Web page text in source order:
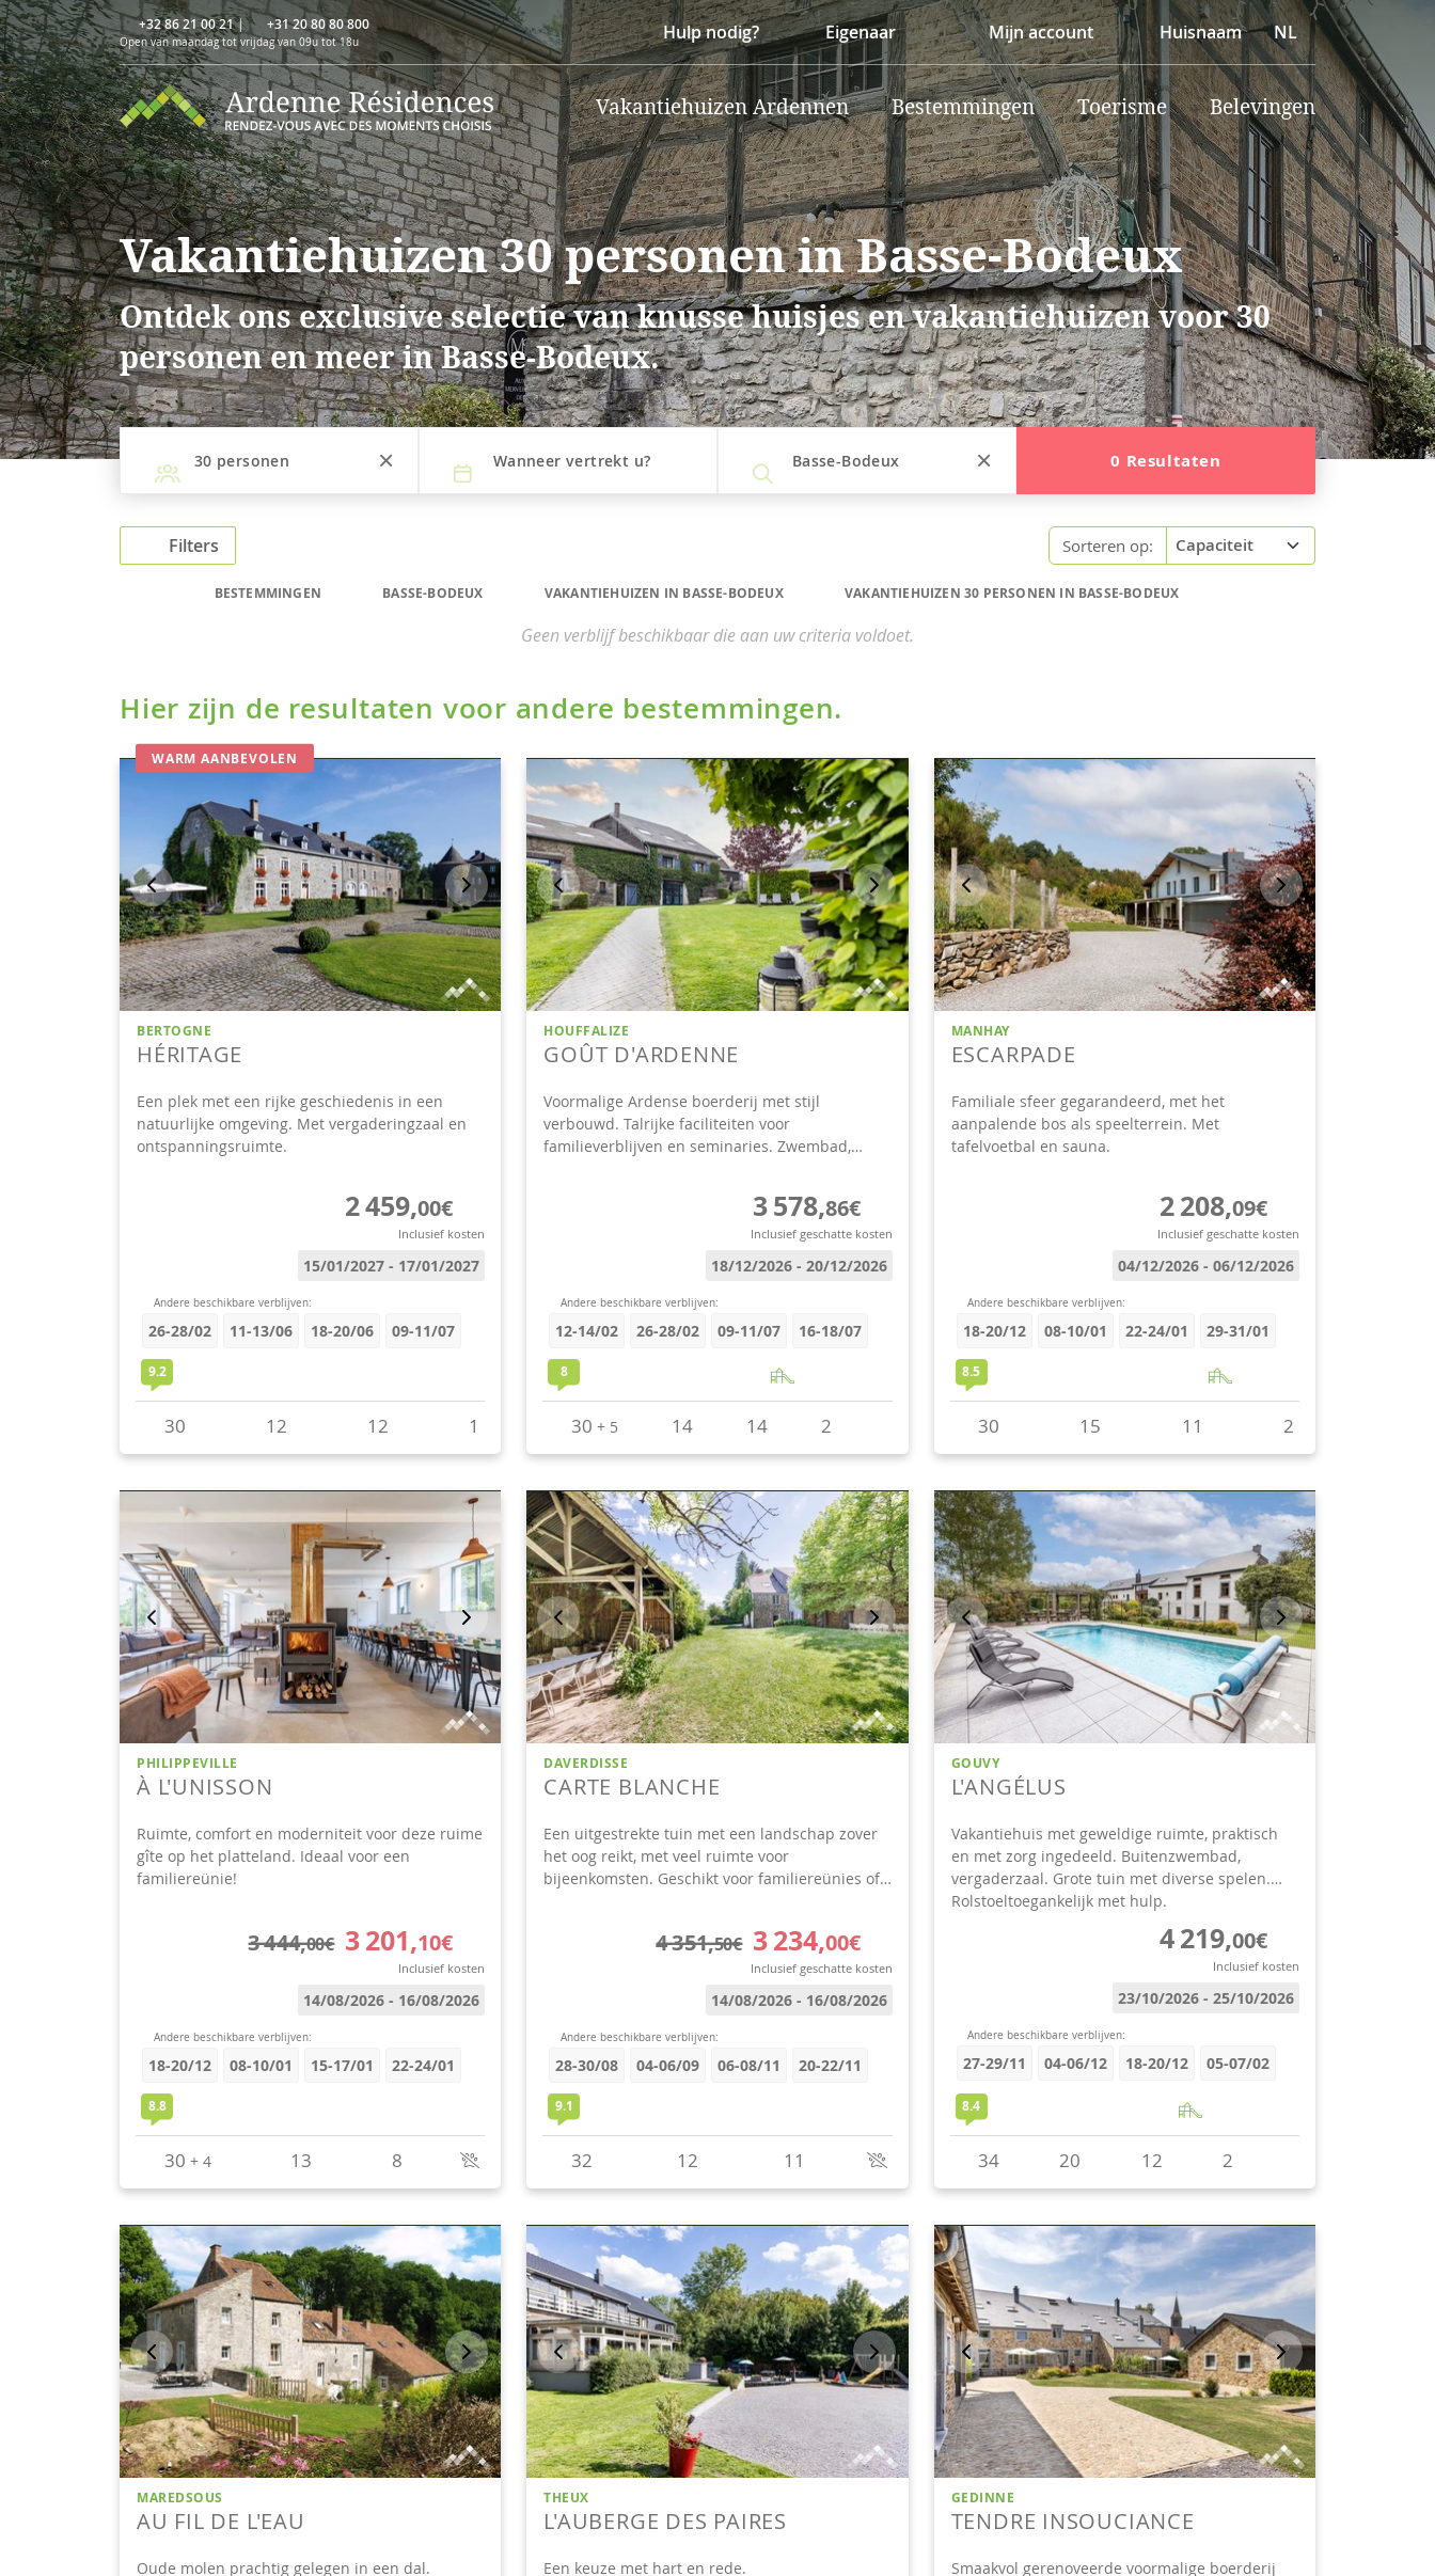
+32 86 21 00 21| +31 20 80 80 800
Open van maandag tot vrijdag van 09u tot 18u Hulp nodig? Eigenaar Mijn account Huisnaam NL
Vakantiehuizen Ardennen Bestemmingen Toerisme Belevingen
Vakantiehuizen 30 personen in Basse-Bodeux
Ontdek ons exclusive selectie van knusse huisjes en vakantiehuizen voor 30
personen en meer in Basse-Bodeux.
30 personen Wanneer vertrekt u? Basse-Bodeux 0 Resultaten
Filters Sorteren op:
BESTEMMINGEN BASSE-BODEUX VAKANTIEHUIZEN IN BASSE-BODEUX VAKANTIEHUIZEN 30 PERSONEN IN BASSE-BODEUX
Geen verblijf beschikbaar die aan uw criteria voldoet.
Hier zijn de resultaten voor andere bestemmingen.